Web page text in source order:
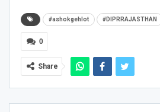
#ashokgehlot #DIPRRAJASTHAN
0
Share